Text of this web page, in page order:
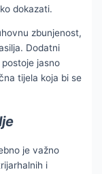
dokazati.
zbunjenost,
Dodatni
jasno
tijela koja bi se
je važno
i